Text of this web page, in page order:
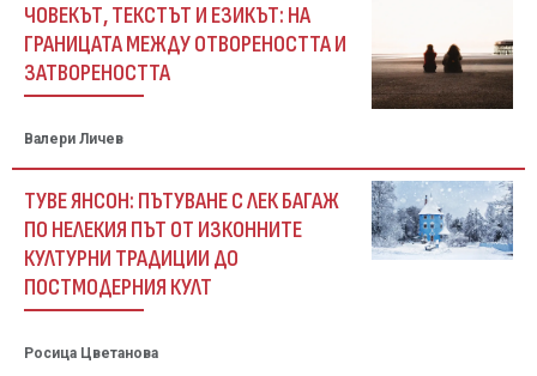
ЧОВЕКЪТ, ТЕКСТЪТ И ЕЗИКЪТ: НА
ГРАНИЦАТА МЕЖДУ ОТВОРЕНОСТТА И
ЗАТВОРЕНОСТТА
Валери Личев
ТУВЕ ЯНСОН: ПЪТУВАНЕ С ЛЕК БАГАЖ
ПО НЕЛЕКИЯ ПЪТ ОТ ИЗКОННИТЕ
КУЛТУРНИ ТРАДИЦИИ ДО
ПОСТМОДЕРНИЯ КУЛТ
Росица Цветанова